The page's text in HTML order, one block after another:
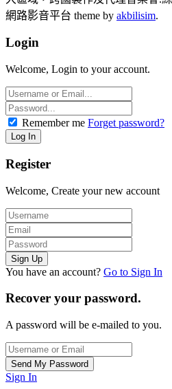
網路影音平台 theme by akbilisim.
Login
Welcome, Login to your account.
Remember me Forget password?
Register
Welcome, Create your new account
You have an account? Go to Sign In
Recover your password.
A password will be e-mailed to you.
Sign In